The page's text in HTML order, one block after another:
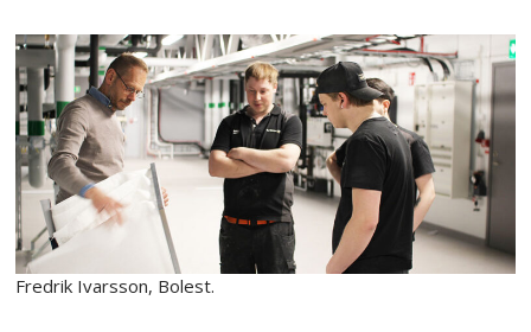
Fredrik Ivarsson, Bolest.